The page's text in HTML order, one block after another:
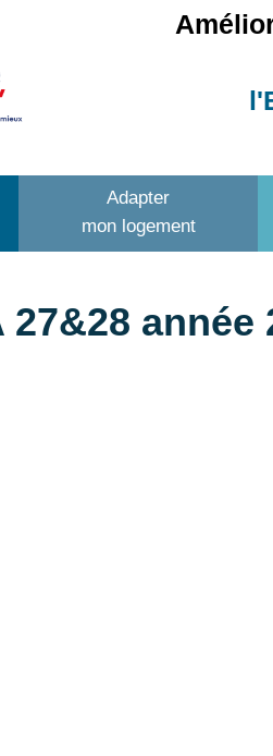
Adapter
mon logement
année